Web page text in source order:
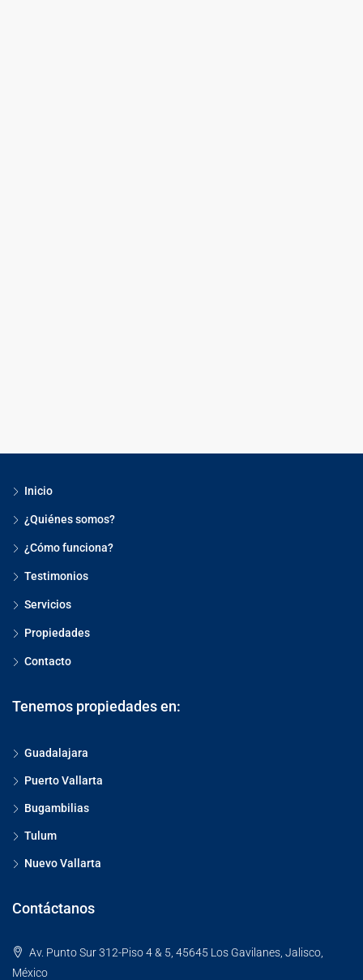
Inicio
¿Quiénes somos?
¿Cómo funciona?
Testimonios
Servicios
Propiedades
Contacto
Tenemos propiedades en:
Guadalajara
Puerto Vallarta
Bugambilias
Tulum
Nuevo Vallarta
Contáctanos
Av. Punto Sur 312-Piso 4 & 5, 45645 Los Gavilanes, Jalisco,
México